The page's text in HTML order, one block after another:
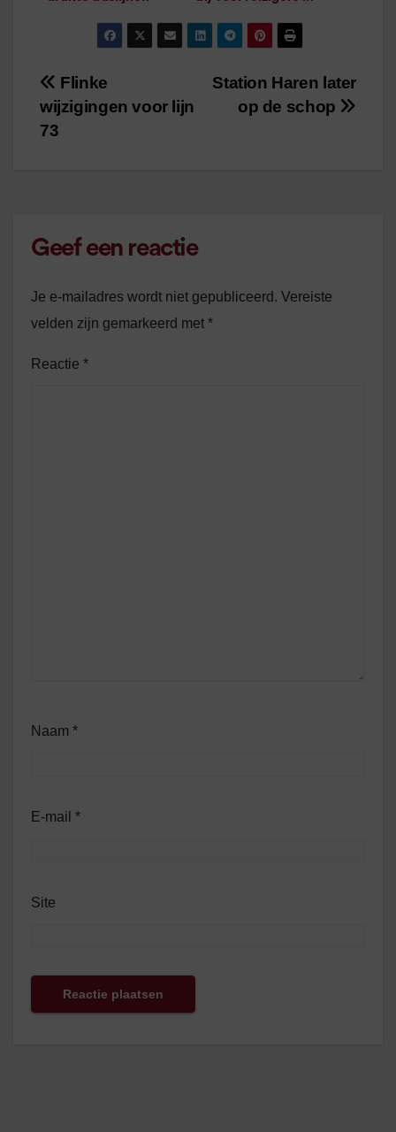
/
minuten
leestijd
Bericht
navigatie
Station Haren later
op de schop
Flinke
wijzigingen voor lijn
73
Geef een reactie
Je e-mailadres wordt niet gepubliceerd. Vereiste
velden zijn gemarkeerd met *
Reactie *
Naam *
E-mail *
Site